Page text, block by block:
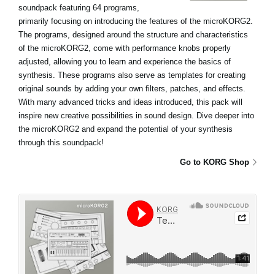
soundpack featuring 64 programs,
primarily focusing on introducing the features of the microKORG2.
The programs, designed around the structure and characteristics
of the microKORG2, come with performance knobs properly
adjusted, allowing you to learn and experience the basics of
synthesis. These programs also serve as templates for creating
original sounds by adding your own filters, patches, and effects.
With many advanced tricks and ideas introduced, this pack will
inspire new creative possibilities in sound design. Dive deeper into
the microKORG2 and expand the potential of your synthesis
through this soundpack!
Go to KORG Shop